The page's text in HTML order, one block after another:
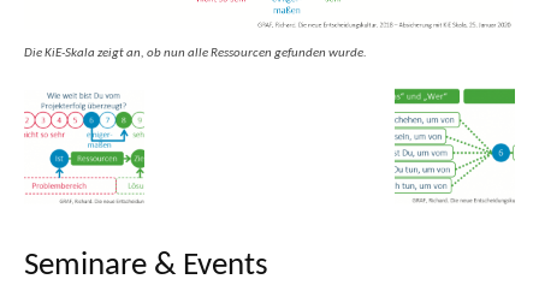
Die KiE-Skala zeigt an, ob nun alle Ressourcen gefunden wurde.
Seminare & Events